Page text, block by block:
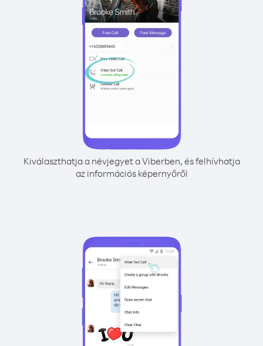
Kiválaszthatja a névjegyet a Viberben, és felhívhatja
az információs képernyőről